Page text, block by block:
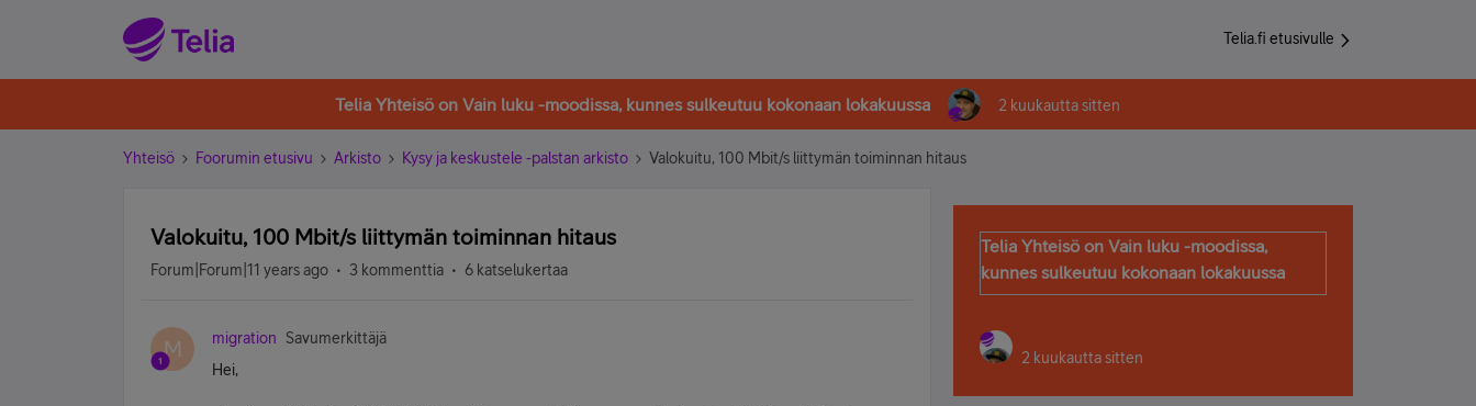
Telia.fi etusivulle
Telia Yhteisö on Vain luku -moodissa, kunnes sulkeutuu kokonaan lokakuussa 2 kuukautta sitten
Yhteisö Foorumin etusivu Arkisto Kysy ja keskustele -palstan arkisto Valokuitu, 100 Mbit/s liittymän toiminnan hitaus
Valokuitu, 100 Mbit/s liittymän toiminnan hitaus
Forum|Forum|11 years ago 3 kommenttia 6 katselukertaa
M migration
Savumerkittäjä
Hei,
Telia Yhteisö on Vain luku -moodissa,
kunnes sulkeutuu kokonaan lokakuussa
2 kuukautta sitten